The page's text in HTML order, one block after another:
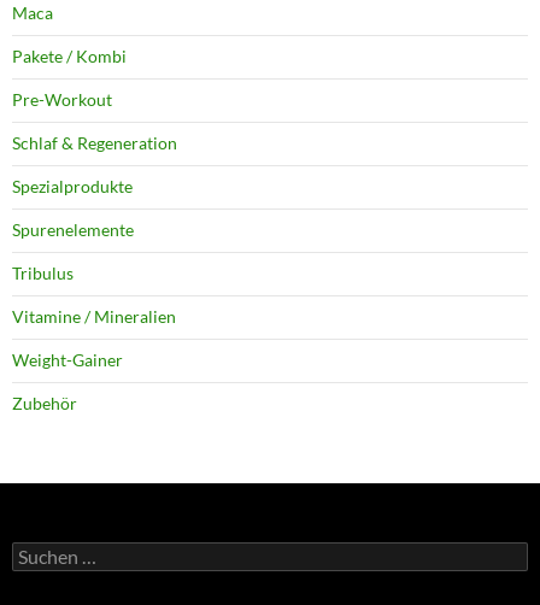
Maca
Pakete / Kombi
Pre-Workout
Schlaf & Regeneration
Spezialprodukte
Spurenelemente
Tribulus
Vitamine / Mineralien
Weight-Gainer
Zubehör
Suchen
nach: